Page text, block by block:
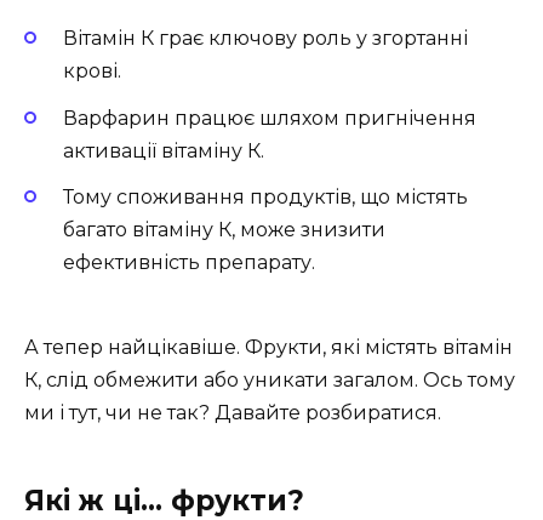
Вітамін К грає ключову роль у згортанні
крові.
Варфарин працює шляхом пригнічення
активації вітаміну К.
Тому споживання продуктів, що містять
багато вітаміну К, може знизити
ефективність препарату.
А тепер найцікавіше. Фрукти, які містять вітамін
К, слід обмежити або уникати загалом. Ось тому
ми і тут, чи не так? Давайте розбиратися.
Які ж ці… фрукти?